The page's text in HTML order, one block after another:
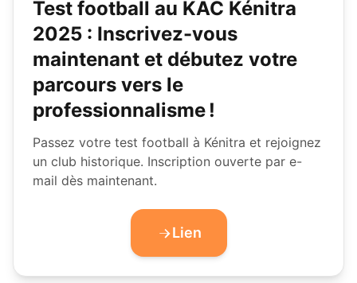
Test football au KAC Kénitra
2025 : Inscrivez-vous
maintenant et débutez votre
parcours vers le
professionnalisme !
Passez votre test football à Kénitra et rejoignez
un club historique. Inscription ouverte par e-
mail dès maintenant.
Lien